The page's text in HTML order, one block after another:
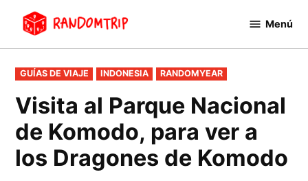
contenido
Menú
PUBLICADO
EN
GUÍAS DE VIAJE INDONESIA RANDOMYEAR
Visita al Parque Nacional
de Komodo, para ver a
los Dragones de Komodo